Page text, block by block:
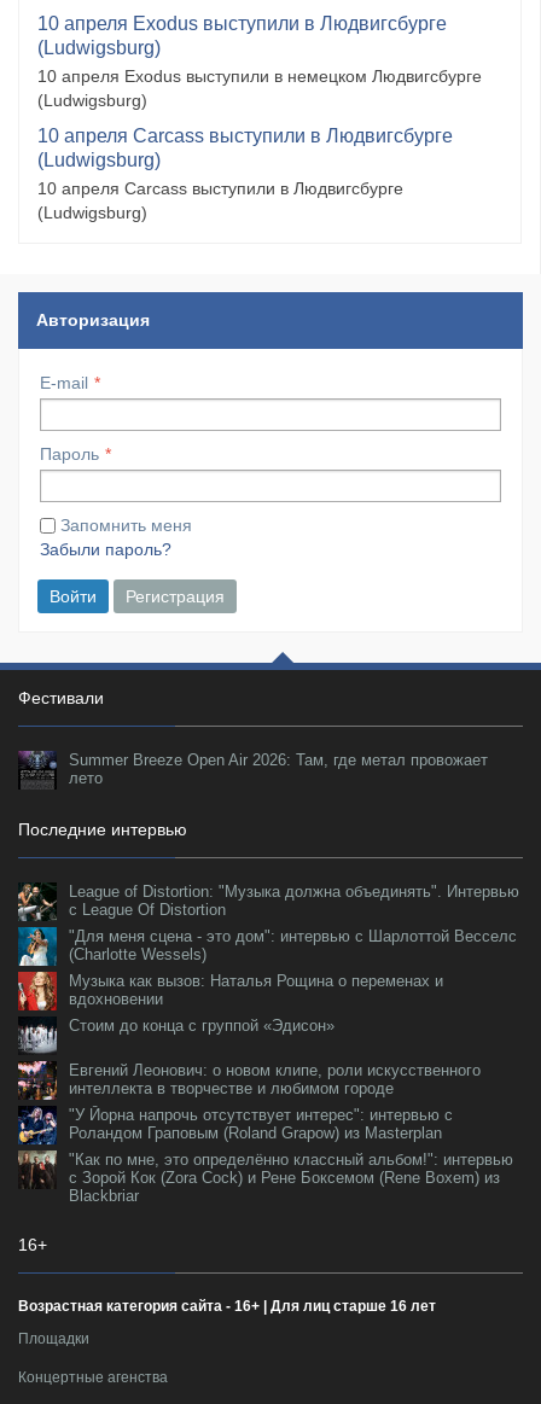
10 апреля Exodus выступили в Людвигсбурге
(Ludwigsburg)
10 апреля Exodus выступили в немецком Людвигсбурге
(Ludwigsburg)
10 апреля Carcass выступили в Людвигсбурге
(Ludwigsburg)
10 апреля Carcass выступили в Людвигсбурге
(Ludwigsburg)
Авторизация
E-mail
Пароль
Запомнить меня
Забыли пароль?
Войти Регистрация
Фестивали
Summer Breeze Open Air 2026: Там, где метал провожает
лето
Последние интервью
League of Distortion: "Музыка должна объединять". Интервью
с League Of Distortion
"Для меня сцена - это дом": интервью с Шарлоттой Весселс
(Charlotte Wessels)
Музыка как вызов: Наталья Рощина о переменах и
вдохновении
Стоим до конца с группой «Эдисон»
Евгений Леонович: о новом клипе, роли искусственного
интеллекта в творчестве и любимом городе
"У Йорна напрочь отсутствует интерес": интервью с
Роландом Граповым (Roland Grapow) из Masterplan
"Как по мне, это определённо классный альбом!": интервью
с Зорой Кок (Zora Cock) и Рене Боксемом (Rene Boxem) из
Blackbriar
16+
Возрастная категория сайта - 16+ | Для лиц старше 16 лет
Площадки
Концертные агенства